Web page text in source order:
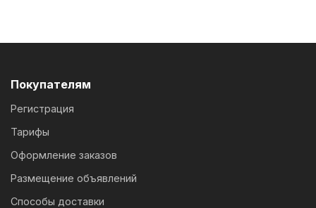
Покупателям
Регистрация
Тарифы
Оформление заказов
Размещение объявлений
Способы доставки